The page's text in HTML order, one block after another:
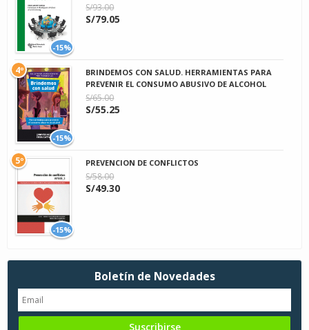
-15%
S/93.00
S/79.05
-15%
BRINDEMOS CON SALUD. HERRAMIENTAS PARA
PREVENIR EL CONSUMO ABUSIVO DE ALCOHOL
S/65.00
S/55.25
4º
-15%
PREVENCION DE CONFLICTOS
S/58.00
S/49.30
5º
Boletín de Novedades